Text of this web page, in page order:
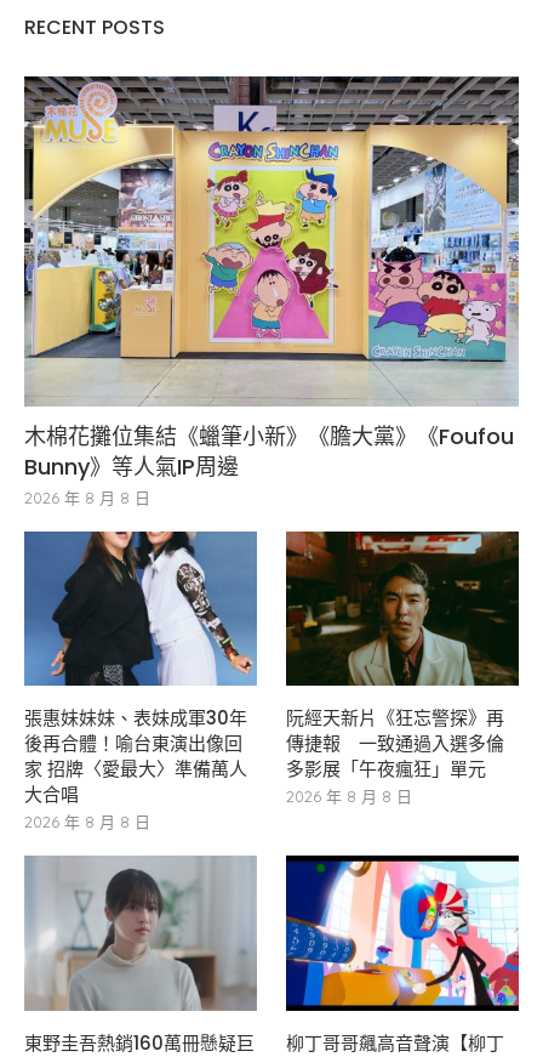
RECENT POSTS
木棉花攤位集結《蠟筆小新》《膽大黨》《Foufou
Bunny》等人氣IP周邊
2026 年 8 月 8 日
張惠妹妹妹、表妹成軍30年
後再合體！喻台東演出像回
家 招牌〈愛最大〉準備萬人
大合唱
2026 年 8 月 8 日
阮經天新片《狂忘警探》再
傳捷報 一致通過入選多倫
多影展「午夜瘋狂」單元
2026 年 8 月 8 日
東野圭吾熱銷160萬冊懸疑巨
柳丁哥哥飆高音聲演【柳丁